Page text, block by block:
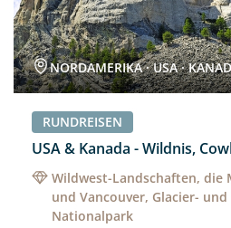
NORDAMERIKA · USA ·
RUNDREISEN
USA & Kanada - Wildnis,
Wildwest-Landschaften, die
und Vancouver, Glacier-
Nationalpark